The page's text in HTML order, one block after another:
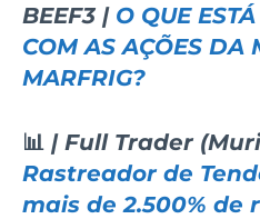
BEEF3 | O QUE
COM AS AÇÕES DA
MARFRIG?
📊 | Full Trader
Rastreador de
mais de 2.500% de